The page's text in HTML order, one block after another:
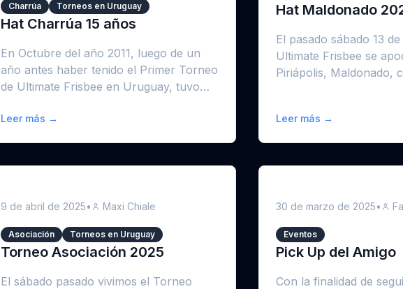
Charrúa Torneos en Uruguay
Hat Charrúa 15 años
En Octubre del año 2011, luego de un
año antes haber tenido el Primer Torneo
de Ultimate Frisbee en Uruguay, tuvo
Leer más →
Hat Maldonado
El pasado sábado 13
Ultimate Frisbee se
Piriápolis, Maldonado,
Leer más →
9 de abril de 2025• Maxi Chiale
Asociación Torneos en Uruguay
Torneo Asociación 2025
El sábado pasado vivimos el Torneo
30 de marzo de 2025•
Eventos
Pick Up del Amigo
Con la finalidad de